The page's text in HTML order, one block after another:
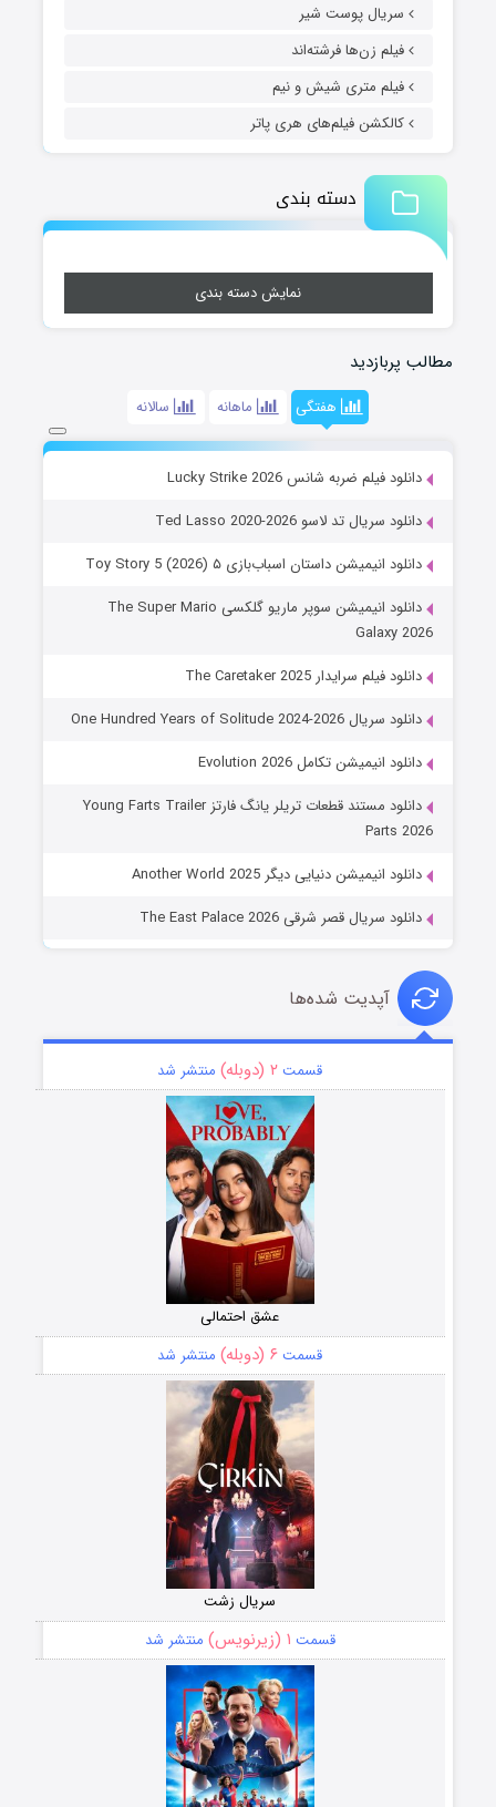
سریال پوست شیر
فیلم زن‌ها فرشته‌اند
فیلم متری شیش و نیم
کالکشن فیلم‌های هری پاتر
دسته بندی
نمایش دسته بندی
مطالب پربازدید
هفتگی ماهانه سالانه
دانلود فیلم ضربه شانس Lucky Strike 2026
دانلود سریال تد لاسو Ted Lasso 2020-2026
دانلود انیمیشن داستان اسباب‌بازی ۵ Toy Story 5 (2026)
دانلود انیمیشن سوپر ماریو گلکسی The Super Mario
Galaxy 2026
دانلود فیلم سرایدار The Caretaker 2025
دانلود سریال One Hundred Years of Solitude 2024-2026
دانلود انیمیشن تکامل Evolution 2026
دانلود مستند قطعات تریلر یانگ فارتز Young Farts Trailer
Parts 2026
دانلود انیمیشن دنیایی دیگر Another World 2025
دانلود سریال قصر شرقی The East Palace 2026
آپدیت شده‌ها
قسمت ۲ (دوبله) منتشر شد
عشق احتمالی
قسمت ۶ (دوبله) منتشر شد
سریال زشت
قسمت ۱ (زیرنویس) منتشر شد